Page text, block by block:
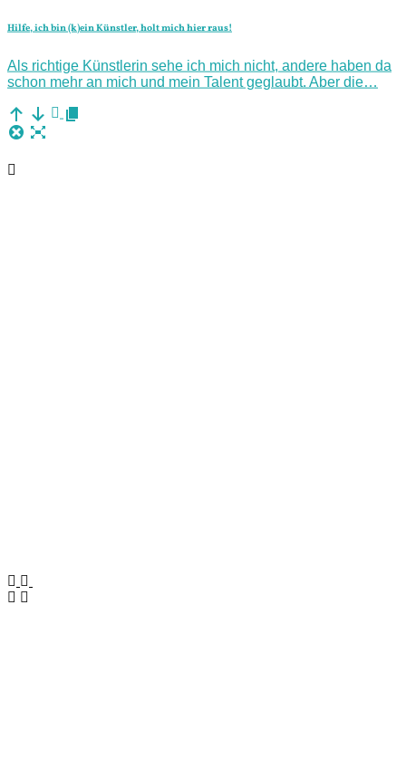
Hilfe, ich bin (k)ein Künstler, holt mich hier raus!
Als richtige Künstlerin sehe ich mich nicht, andere haben da
schon mehr an mich und mein Talent geglaubt. Aber die…